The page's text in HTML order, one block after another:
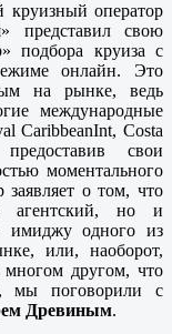
круизный оператор
представил свою
подбора круиза с
онлайн. Это
на рынке, ведь
международные
CaribbeanInt, Costa
свои
моментального
заявляет о том, что
агентский, но и
имиджу одного из
или, наоборот,
другом, что
мы поговорили с
Древиным.